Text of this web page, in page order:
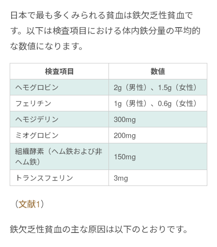
日本で最も多くみられる貧血は鉄欠乏性貧血で
す。以下は検査項目における体内鉄分量の平均的
な数値になります。
検査項目 数値
ヘモグロビン
2g（男性）、1.5g（女性）
フェリチン
1g（男性）、0.6g（女性）
ヘモジデリン
300mg
ミオグロビン
200mg
組織酵素（ヘム鉄および非
ヘム鉄）
150mg
トランスフェリン 3mg
（文献1）
鉄欠乏性貧血の主な原因は以下のとおりです。